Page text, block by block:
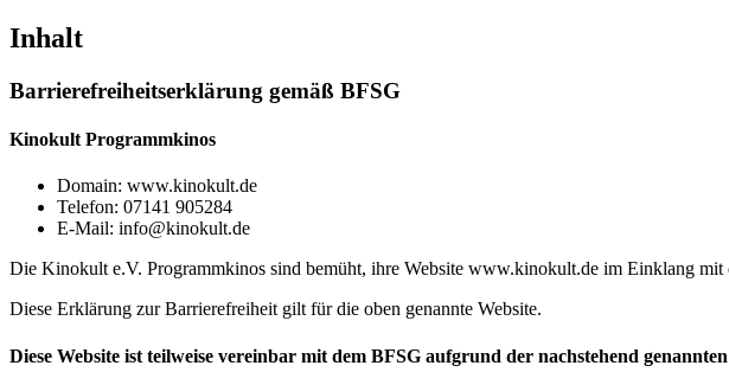
Inhalt
Barrierefreiheitserklärung gemäß BFSG
Kinokult Programmkinos
Domain: www.kinokult.de
Telefon: 07141 905284
E-Mail: info@kinokult.de
Die Kinokult e.V. Programmkinos sind bemüht, ihre Website www.kinokult.de im Einklang
Diese Erklärung zur Barrierefreiheit gilt für die oben genannte Website.
Diese Website ist teilweise vereinbar mit dem BFSG aufgrund der nachstehend